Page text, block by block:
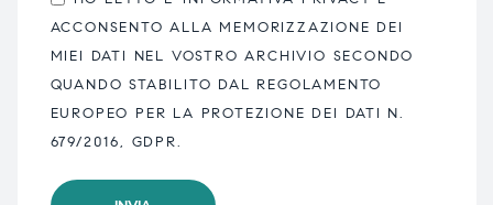
ACCONSENTO ALLA MEMORIZZAZIONE DEI
MIEI DATI NEL VOSTRO ARCHIVIO SECONDO
QUANDO STABILITO DAL REGOLAMENTO
EUROPEO PER LA PROTEZIONE DEI DATI N.
679/2016, GDPR.